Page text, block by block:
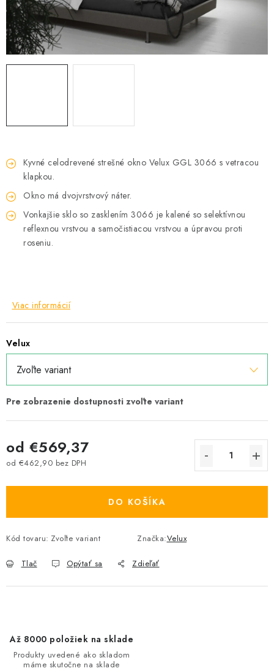
Podmínky ochrany osobních údajů
Obchodní podmínky
Mapa webu Milpe.sk
Kyvné celodrevené strešné okno Velux GGL 3066 s vetracou
klapkou.
Okno má dvojvrstvový náter.
Vonkajšie sklo so zasklením 3066 je kalené so selektívnou
reflexnou vrstvou a samočistiacou vrstvou a úpravou proti
roseniu.
Viac informácií
Velux
od €569,37
od €462,90 bez DPH
DO KOŠÍKA
Kód tovaru: Zvoľte variant Značka:Velux
Tlač Opýtať sa Zdieľať
Až 8000 položiek na sklade
Produkty uvedené ako skladom
máme skutočne na sklade